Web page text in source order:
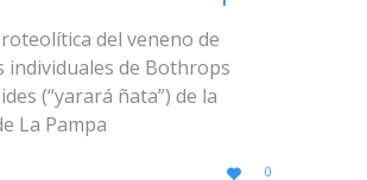
del veneno de
individuales de Bothrops
(“yarará ñata”) de la
La Pampa

LOVE
0